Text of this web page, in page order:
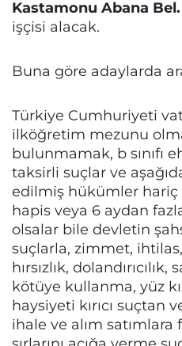
Kastamonu Abana Bel.
işçisi alacak.
Buna göre adaylarda
Türkiye Cumhuriyeti
ilköğretim mezunu
bulunmamak, b sınıfı
taksirli suçlar ve
edilmiş hükümler hariç
hapis veya 6 aydan
olsalar bile devletin
suçlarla, zimmet,
hırsızlık,
kötüye kullanma, yüz
haysiyeti kırıcı suçtan
ihale ve alım satımlara